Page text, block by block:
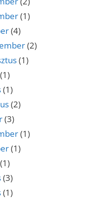
(1)
(4)
(2)
(1)
(1)
(1)
(2)
(3)
(1)
(1)
(1)
(3)
(1)